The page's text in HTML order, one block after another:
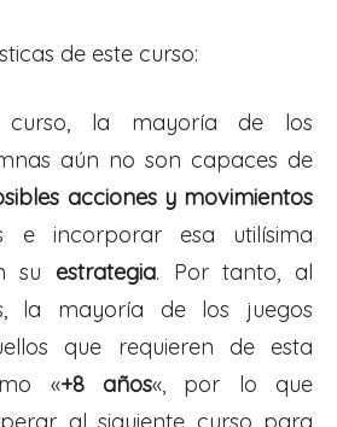
de este curso:
curso, la mayoría de los
aún no son capaces de
acciones y movimientos
e incorporar esa utilísima
su estrategia. Por tanto, al
la mayoría de los juegos
que requieren de esta
«+8 años«, por lo que
al siguiente curso para